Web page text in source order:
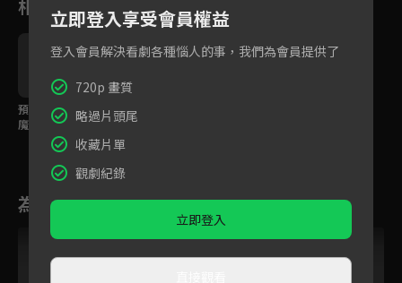
相關花絮
預告：靈界小仙與人間
魔俠命定輪迴，前世戀
人成異姓兄妹
為您推薦
立即登入享受會員權益
登入會員解決看劇各種惱人的事，我們為會員提供了
720p 畫質
略過片頭尾
收藏片單
觀劇紀錄
立即登入